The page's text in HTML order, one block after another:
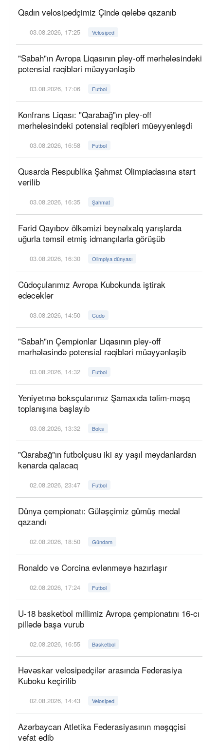
Qadın velosipedçimiz Çində qələbə qazanıb
03.08.2026, 17:25 Velosiped
"Sabah"ın Avropa Liqasının pley-off mərhələsindəki
potensial rəqibləri müəyyənləşib
03.08.2026, 17:06 Futbol
Konfrans Liqası: "Qarabağ"ın pley-off
mərhələsindəki potensial rəqibləri müəyyənləşdi
03.08.2026, 16:58 Futbol
Qusarda Respublika Şahmat Olimpiadasına start
verilib
03.08.2026, 16:35 Şahmat
Fərid Qayıbov ölkəmizi beynəlxalq yarışlarda
uğurla təmsil etmiş idmançılarla görüşüb
03.08.2026, 16:30 Olimpiya dünyası
Cüdoçularımız Avropa Kubokunda iştirak
edəcəklər
03.08.2026, 14:50 Cüdo
"Sabah"ın Çempionlar Liqasının pley-off
mərhələsində potensial rəqibləri müəyyənləşib
03.08.2026, 14:32 Futbol
Yeniyetmə boksçularımız Şamaxıda təlim-məşq
toplanışına başlayıb
03.08.2026, 13:32 Boks
"Qarabağ"ın futbolçusu iki ay yaşıl meydanlardan
kənarda qalacaq
02.08.2026, 23:47 Futbol
Dünya çempionatı: Güləşçimiz gümüş medal
qazandı
02.08.2026, 18:50 Gündəm
Ronaldo və Corcina evlənməyə hazırlaşır
02.08.2026, 17:24 Futbol
U-18 basketbol millimiz Avropa çempionatını 16-cı
pillədə başa vurub
02.08.2026, 16:55 Basketbol
Həvəskar velosipedçilər arasında Federasiya
Kuboku keçirilib
02.08.2026, 14:43 Velosiped
Azərbaycan Atletika Federasiyasının məşqçisi
vəfat edib